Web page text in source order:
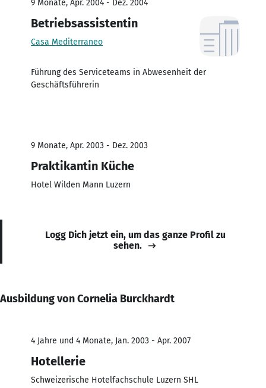
9 Monate, Apr. 2004 - Dez. 2004
Betriebsassistentin
Casa Mediterraneo
Führung des Serviceteams in Abwesenheit der
Geschäftsführerin
9 Monate, Apr. 2003 - Dez. 2003
Praktikantin Küche
Hotel Wilden Mann Luzern
Logg Dich jetzt ein, um das ganze Profil zu
sehen.
Ausbildung von Cornelia Burckhardt
4 Jahre und 4 Monate, Jan. 2003 - Apr. 2007
Hotellerie
Schweizerische Hotelfachschule Luzern SHL